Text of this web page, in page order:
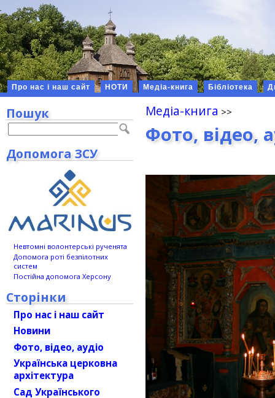
Про нас і наш сайт НОТИ Медіа-книга Бібліотека
Медіа-книга
Фото, відео,
Пошук
Допомога ЗСУ
Невтомні волонтерські рученята
Допомога роті безпілотних
систем
Постійна допомога Херсону
Сторінки
Про нас і наш сайт
Новини
Фото, відео, аудіо
Українська церковна
архітектура
Сад Українського